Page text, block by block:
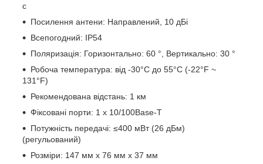
с
Посилення антени: Направлений, 10 дБі
Всепогодний: IP54
Поляризація: Горизонтально: 60 °, Вертикально: 30 °
Робоча температура: від -30°C до 55°C (-22°F ~
131°F)
Рекомендована відстань: 1 км
Фіксовані порти: 1 х 10/100Base-T
Потужність передачі: ≤400 мВт (26 дБм)
(регульований)
Розміри: 147 мм х 76 мм х 37 мм